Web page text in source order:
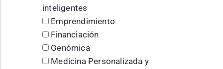
inteligentes
Emprendimiento
Financiación
Genómica
Medicina Personalizada y